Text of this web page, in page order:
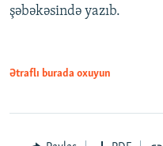
şəbəkəsində yazıb.
Ətraflı burada oxuyun